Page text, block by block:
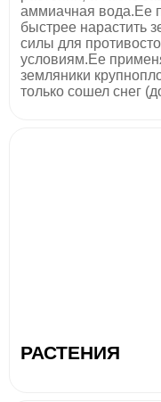
аммиачная вода.Ее
быстрее нарастить
силы для
условиям.Ее
земляники
только сошел снег
РАСТЕНИЯ